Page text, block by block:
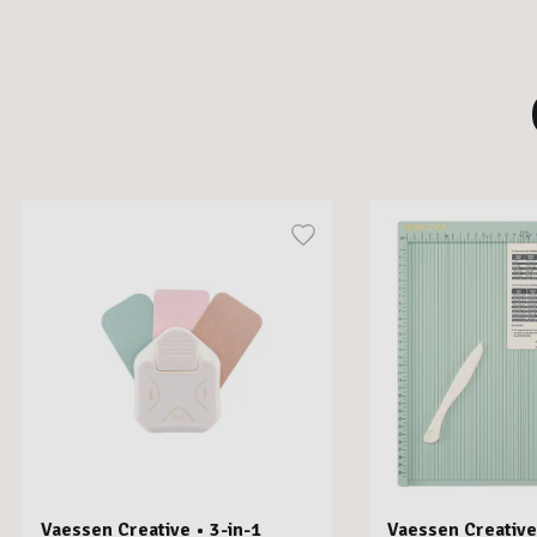
Vaessen Creative • 3-in-1
Vaessen